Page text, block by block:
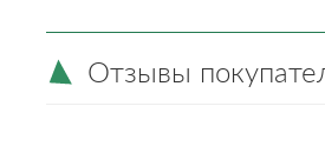
Отзывы